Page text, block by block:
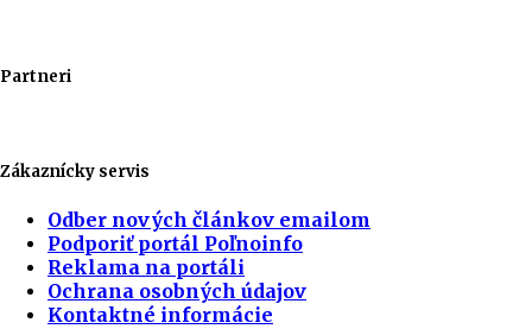
Partneri
Zákaznícky servis
Odber nových článkov emailom
Podporiť portál Poľnoinfo
Reklama na portáli
Ochrana osobných údajov
Kontaktné informácie